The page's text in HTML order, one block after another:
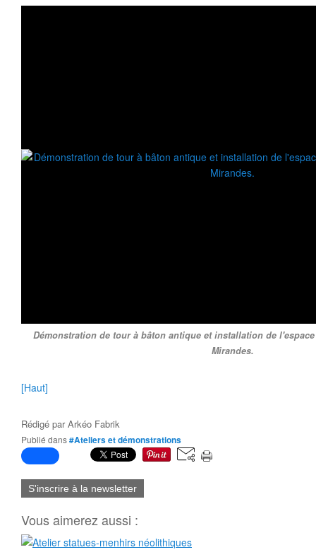
Démonstration de tour à bâton antique et installation de
Mirandes.
[Haut]
Rédigé parArkéo Fabrik
Publié dans#Ateliers et démonstrations
S'inscrire à la newsletter
Vous aimerez aussi :